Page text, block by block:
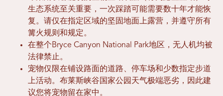
生态系统至关重要，一次踩踏可能需要数十年才能恢
复。请仅在指定区域的坚固地面上露营，并遵守所有
篝火规则和规定。
在整个Bryce Canyon National Park地区，无人机均被
法律禁止。
宠物仅限在铺设路面的道路、停车场和少数指定步道
上活动。布莱斯峡谷国家公园天气极端恶劣，因此建
议您将宠物留在家中。